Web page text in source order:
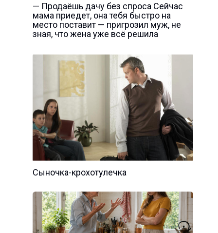
— Продаёшь дачу без спроса Сейчас
мама приедет, она тебя быстро на
место поставит — пригрозил муж, не
зная, что жена уже всё решила
Сыночка-крохотулечка